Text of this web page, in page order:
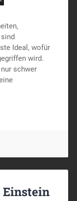
Ideal, wofür
wird.
schwer
Einstein